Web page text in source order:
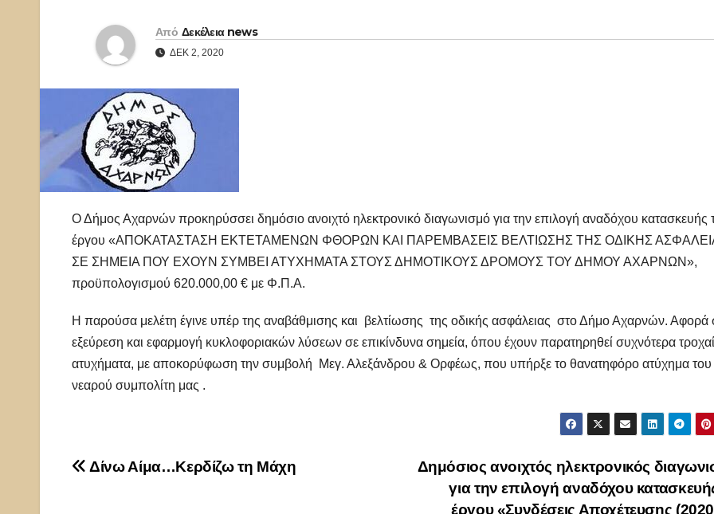
Από Δεκέλεια news
ΔΕΚ 2, 2020
Ο Δήμος Αχαρνών προκηρύσσει δημόσιο ανοιχτό ηλεκτρονικό διαγωνισμό για την επιλογή αναδόχου κατασκευής
έργου «ΑΠΟΚΑΤΑΣΤΑΣΗ ΕΚΤΕΤΑΜΕΝΩΝ ΦΘΟΡΩΝ ΚΑΙ ΠΑΡΕΜΒΑΣΕΙΣ ΒΕΛΤΙΩΣΗΣ ΤΗΣ ΟΔΙΚΗΣ
ΣΕ ΣΗΜΕΙΑ ΠΟΥ ΕΧΟΥΝ ΣΥΜΒΕΙ ΑΤΥΧΗΜΑΤΑ ΣΤΟΥΣ ΔΗΜΟΤΙΚΟΥΣ ΔΡΟΜΟΥΣ ΤΟΥ ΔΗΜΟΥ ΑΧΑΡΝΩΝ»,
προϋπολογισμού 620.000,00 € με Φ.Π.Α.
Η παρούσα μελέτη έγινε υπέρ της αναβάθμισης και βελτίωσης της οδικής ασφάλειας στο Δήμο Αχαρνών. Αφορά
εξεύρεση και εφαρμογή κυκλοφοριακών λύσεων σε επικίνδυνα σημεία, όπου έχουν παρατηρηθεί συχνότερα
ατυχήματα, με αποκορύφωση την συμβολή Μεγ. Αλεξάνδρου & Ορφέως, που υπήρξε το θανατηφόρο ατύχημα του
νεαρού συμπολίτη μας .
Πλοήγηση
Δημόσιος ανοιχτός ηλεκτρονικός
για την επιλογή αναδόχου
έργου «Συνδέσεις Αποχέτευσης
Δίνω Αίμα…Κερδίζω τη Μάχη